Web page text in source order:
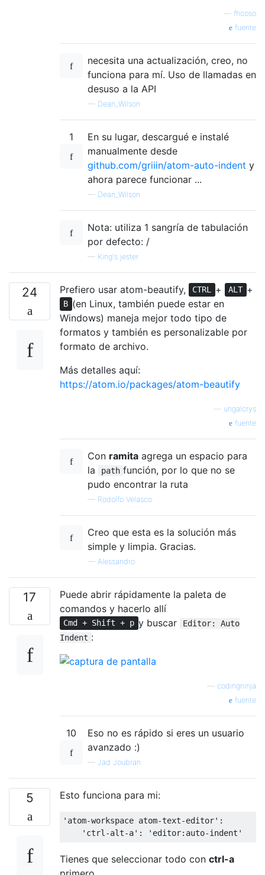
fhcoso
fuente
necesita una actualización, creo, no
funciona para mí. Uso de llamadas en
desuso a la API
— Dean_Wilson
1
En su lugar, descargué e instalé
manualmente desde
github.com/griiin/atom-auto-indent y
ahora parece funcionar ...
— Dean_Wilson
Nota: utiliza 1 sangría de tabulación
por defecto: /
— King's jester
24 Prefiero usar atom-beautify, CTRL + ALT +
B (en Linux, también puede estar en
Windows) maneja mejor todo tipo de
formatos y también es personalizable por
formato de archivo.
Más detalles aquí:
https://atom.io/packages/atom-beautify
ungalcrys
fuente
Con ramita agrega un espacio para
la
path función, por lo que no se
pudo encontrar la ruta
— Rodolfo Velasco
Creo que esta es la solución más
simple y limpia. Gracias.
— Alessandro
17
Puede abrir rápidamente la paleta de
comandos y hacerlo allí
Cmd + Shift + p y buscar
Editor: Auto
Indent :
codingninja
fuente
10
Eso no es rápido si eres un usuario
avanzado :)
— Jad Joubran
5 Esto funciona para mi:
'atom-workspace atom-text-editor':
Tienes que seleccionar todo con ctrl-a